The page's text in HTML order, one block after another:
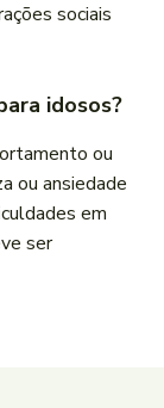
sociais
idosos?
ou
ou ansiedade
em
ser